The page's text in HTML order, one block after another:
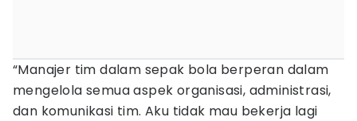
“Manajer tim dalam sepak bola berperan dalam
mengelola semua aspek organisasi, administrasi,
dan komunikasi tim. Aku tidak mau bekerja lagi